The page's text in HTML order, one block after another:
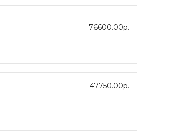
76600.00р.
47750.00р.